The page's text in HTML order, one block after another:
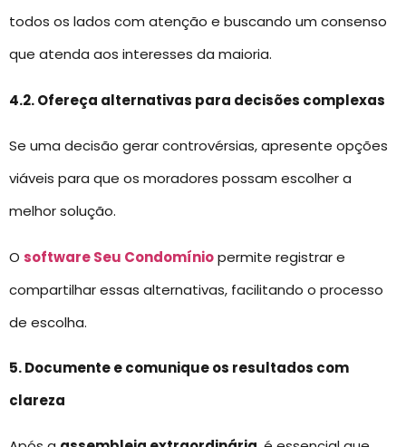
todos os lados com atenção e buscando um consenso
que atenda aos interesses da maioria.
4.2. Ofereça alternativas para decisões complexas
Se uma decisão gerar controvérsias, apresente opções
viáveis para que os moradores possam escolher a
melhor solução.
O software Seu Condomíniopermite registrar e
compartilhar essas alternativas, facilitando o processo
de escolha.
5. Documente e comunique os resultados com
clareza